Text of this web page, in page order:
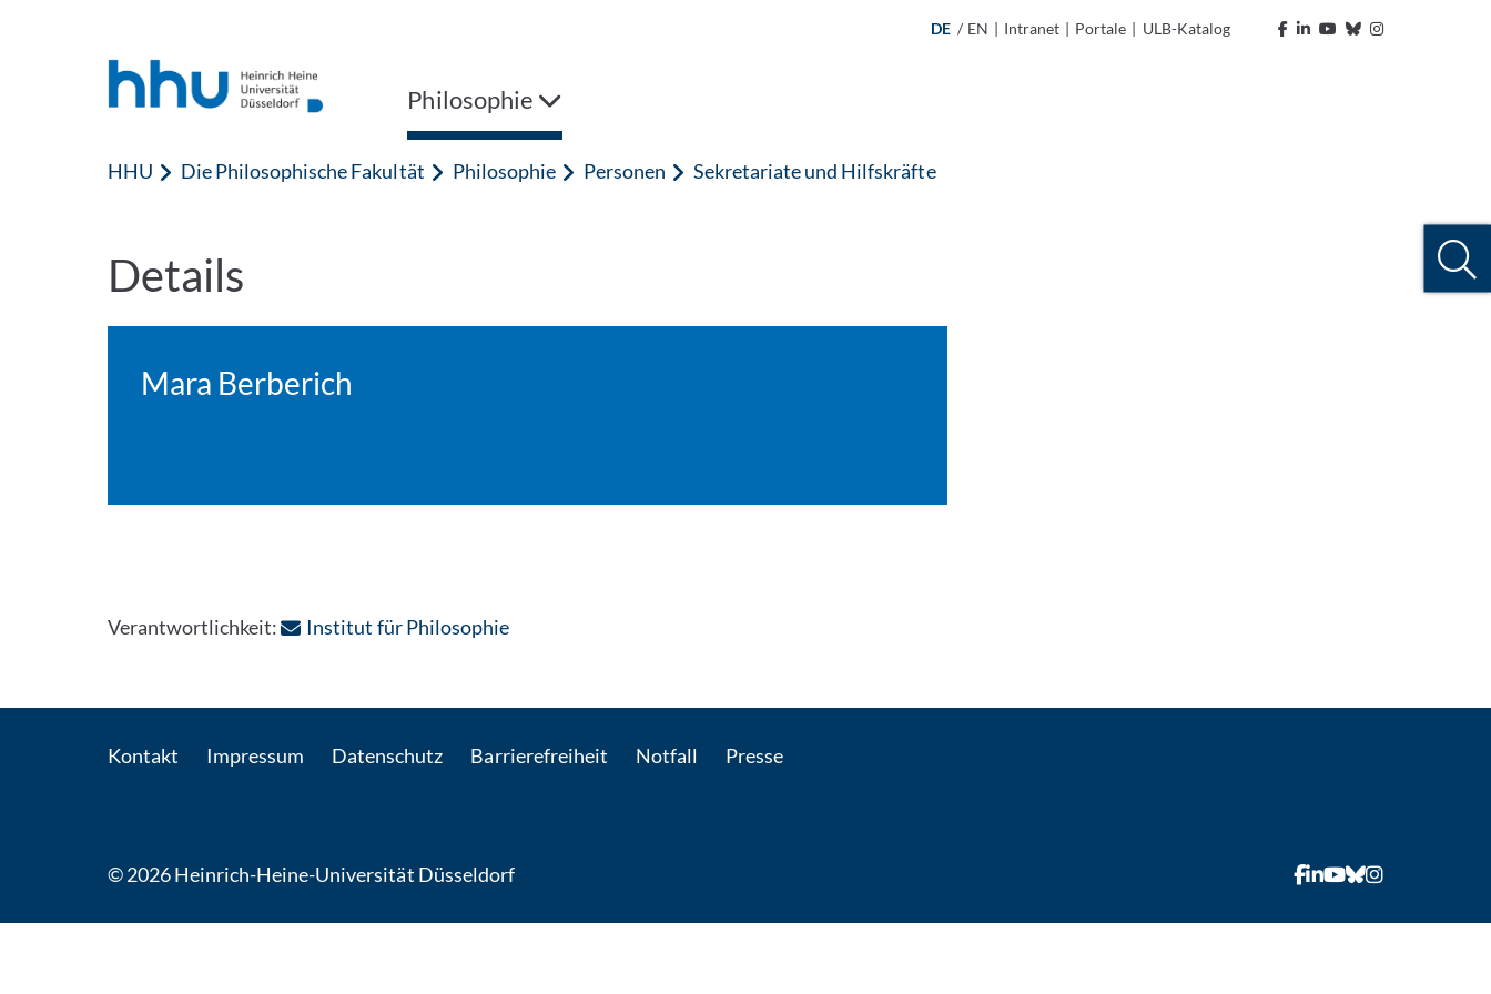
DE / EN | Intranet | Portale | ULB-Katalog
Philosophie
HHU Die Philosophische Fakultät Philosophie Personen Sekretariate und Hilfskräfte
Details
Mara Berberich
Verantwortlichkeit: Institut für Philosophie: Per E-Mail kontaktieren
Kontakt Impressum Datenschutz Barrierefreiheit Notfall Presse
© 2026 Heinrich-Heine-Universität Düsseldorf